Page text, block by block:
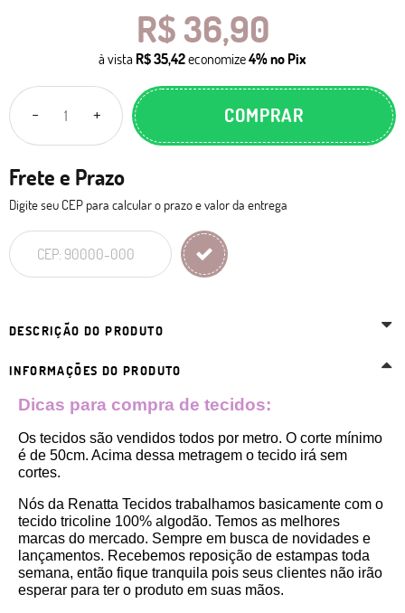
R$ 36,90
à vista R$ 35,42economize4%no Pix
COMPRAR
Frete e Prazo
Digite seu CEP para calcular o prazo e valor da entrega
DESCRIÇÃO DO PRODUTO
INFORMAÇÕES DO PRODUTO
Dicas para compra de tecidos:
Os tecidos são vendidos todos por metro. O corte mínimo
é de 50cm. Acima dessa metragem o tecido irá sem
cortes.
Nós da Renatta Tecidos trabalhamos basicamente com o
tecido tricoline 100% algodão. Temos as melhores
marcas do mercado. Sempre em busca de novidades e
lançamentos. Recebemos reposição de estampas toda
semana, então fique tranquila pois seus clientes não irão
esperar para ter o produto em suas mãos.